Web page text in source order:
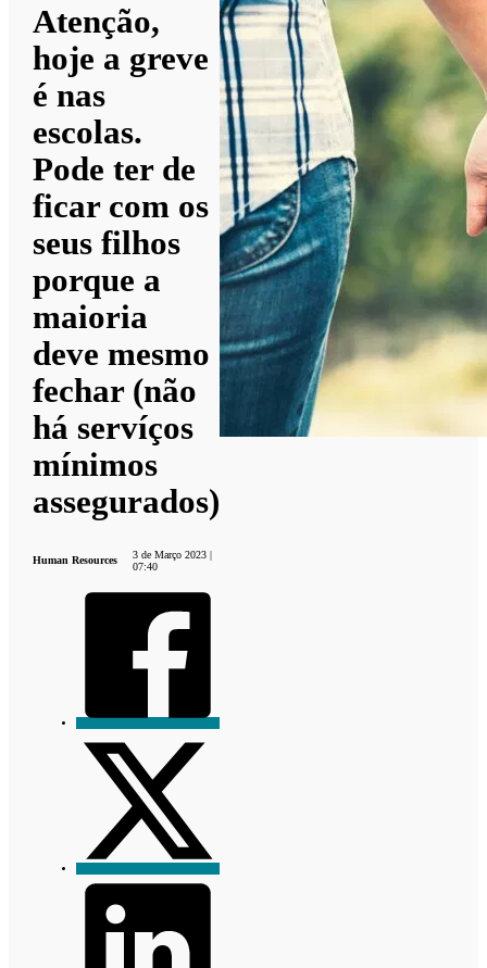
Atenção,
hoje a greve
é nas
escolas.
Pode ter de
ficar com os
seus filhos
porque a
maioria
deve mesmo
fechar (não
há servíços
mínimos
assegurados)
Human Resources
3 de Março 2023 |
07:40